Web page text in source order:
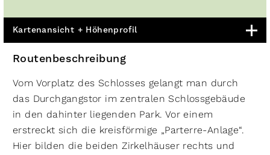
Kartenansicht + Höhenprofil
Routenbeschreibung
Vom Vorplatz des Schlosses gelangt man durch
das Durchgangstor im zentralen Schlossgebäude
in den dahinter liegenden Park. Vor einem
erstreckt sich die kreisförmige „Parterre-Anlage“.
Hier bilden die beiden Zirkelhäuser rechts und